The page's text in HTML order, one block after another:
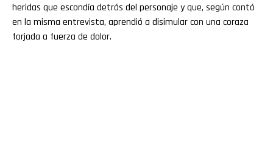
heridas que escondía detrás del personaje y que, según contó
en la misma entrevista, aprendió a disimular con una coraza
forjada a fuerza de dolor.